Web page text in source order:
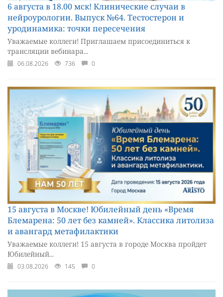
6 августа в 18.00 мск! Клинические случаи в
нейроурологии. Выпуск №64. Тестостерон и
уродинамика: точки пересечения
Уважаемые коллеги! Приглашаем присоединиться к
трансляции вебинара...
06.08.2026 736 0
15 августа в Москве! Юбилейный день «Время
Блемарена: 50 лет без камней». Классика литолиза
и авангард метафилактики
Уважаемые коллеги! 15 августа в городе Москва пройдет
Юбилейный...
03.08.2026 145 0